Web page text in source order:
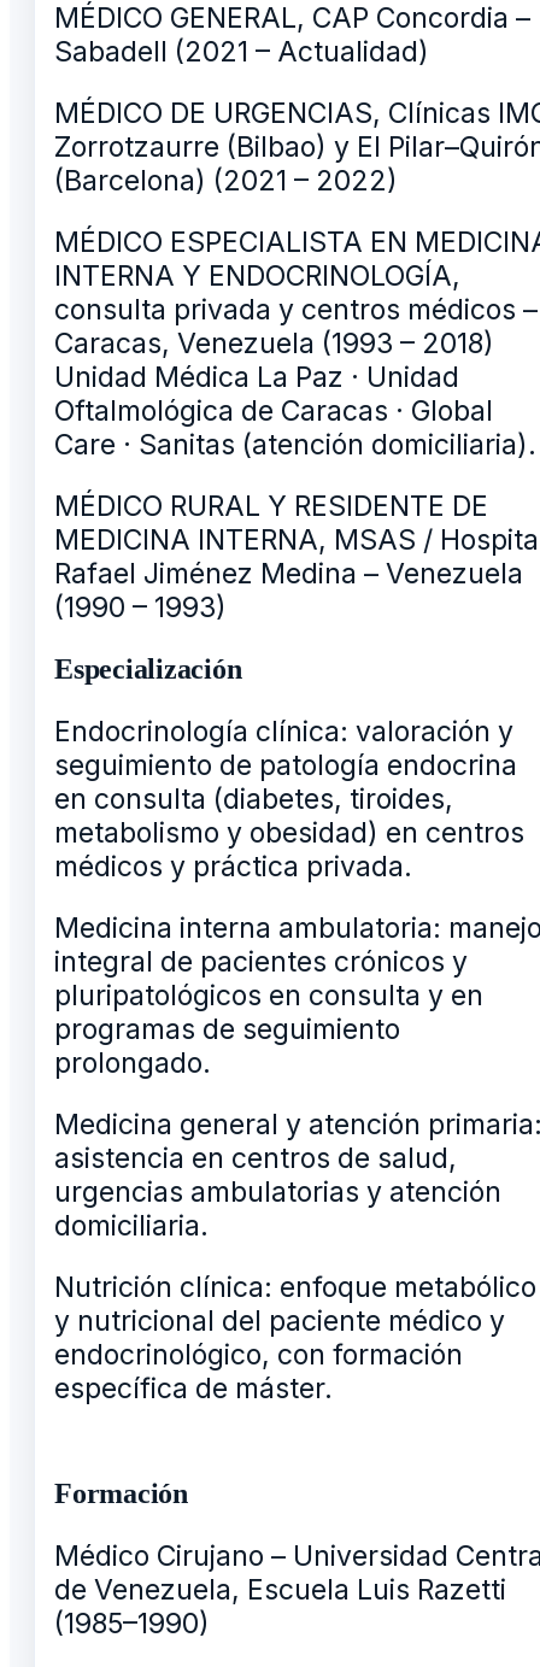
MÉDICO GENERAL, CAP Concordia –
Sabadell (2021 – Actualidad)
MÉDICO DE URGENCIAS, Clínicas
Zorrotzaurre (Bilbao) y El
(Barcelona) (2021 – 2022)
MÉDICO ESPECIALISTA EN
INTERNA Y ENDOCRINOLOGÍA,
consulta privada y centros médicos –
Caracas, Venezuela (1993 – 2018)
Unidad Médica La Paz · Unidad
Oftalmológica de Caracas · Global
Care · Sanitas (atención domiciliaria).
MÉDICO RURAL Y RESIDENTE DE
MEDICINA INTERNA, MSAS /
Rafael Jiménez Medina – Venezuela
(1990 – 1993)
Especialización
Endocrinología clínica: valoración y
seguimiento de patología endocrina
en consulta (diabetes, tiroides,
metabolismo y obesidad) en centros
médicos y práctica privada.
Medicina interna ambulatoria:
integral de pacientes crónicos y
pluripatológicos en consulta y en
programas de seguimiento
prolongado.
Medicina general y atención
asistencia en centros de salud,
urgencias ambulatorias y atención
domiciliaria.
Nutrición clínica: enfoque metabólico
y nutricional del paciente médico y
endocrinológico, con formación
específica de máster.
Formación
Médico Cirujano – Universidad
de Venezuela, Escuela Luis Razetti
(1985–1990)